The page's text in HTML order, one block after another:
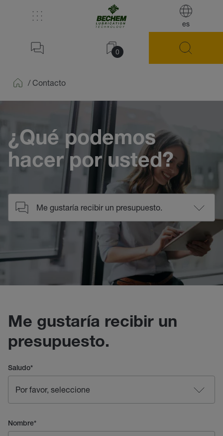
es
0
/ Contacto
¿Qué podemos
hacer por usted?
Me gustaría recibir un
presupuesto.
Saludo*
Nombre*